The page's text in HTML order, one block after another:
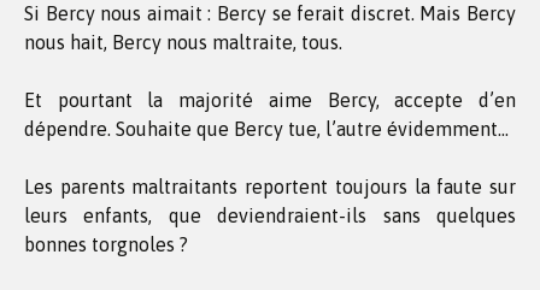
Si Bercy nous aimait : Bercy se ferait discret. Mais Bercy
nous hait, Bercy nous maltraite, tous.
Et pourtant la majorité aime Bercy, accepte d’en
dépendre. Souhaite que Bercy tue, l’autre évidemment…
Les parents maltraitants reportent toujours la faute sur
leurs enfants, que deviendraient-ils sans quelques
bonnes torgnoles ?